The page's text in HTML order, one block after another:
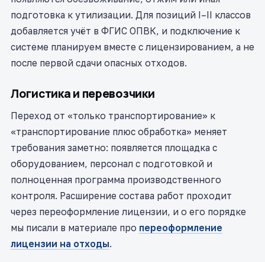
подготовка к утилизации. Для позиций I–II классов
добавляется учёт в ФГИС ОПВК, и подключение к
системе планируем вместе с лицензированием, а не
после первой сдачи опасных отходов.
Логистика и перевозчики
Переход от «только транспортирование» к
«транспортирование плюс обработка» меняет
требования заметно: появляется площадка с
оборудованием, персонал с подготовкой и
полноценная программа производственного
контроля. Расширение состава работ проходит
через переоформление лицензии, и о его порядке
мы писали в материале про переоформление
лицензии на отходы.